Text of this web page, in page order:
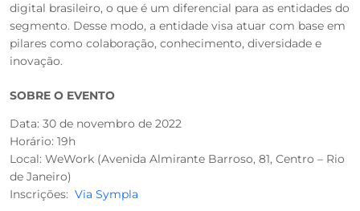
digital brasileiro, o que é um diferencial para as entidades do
segmento. Desse modo, a entidade visa atuar com base em
pilares como colaboração, conhecimento, diversidade e
inovação.
SOBRE O EVENTO
Data: 30 de novembro de 2022
Horário: 19h
Local: WeWork (Avenida Almirante Barroso, 81, Centro – Rio
de Janeiro)
Inscrições: Via Sympla